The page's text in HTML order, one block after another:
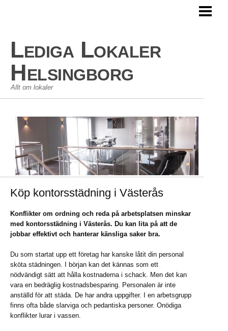
KOMMERSIELLA LOKALER
Lediga Lokaler
Helsingborg
Allt om lokaler
Köp kontorsstädning i Västerås
Konflikter om ordning och reda på arbetsplatsen minskar
med kontorsstädning i Västerås. Du kan lita på att de
jobbar effektivt och hanterar känsliga saker bra.
Du som startat upp ett företag har kanske låtit din personal
sköta städningen. I början kan det kännas som ett
nödvändigt sätt att hålla kostnaderna i schack. Men det kan
vara en bedräglig kostnadsbesparing. Personalen är inte
anställd för att städa. De har andra uppgifter. I en arbetsgrupp
finns ofta både slarviga och pedantiska personer. Onödiga
konflikter lurar i vassen.